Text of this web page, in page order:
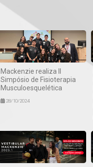
Mackenzie realiza II
Simpósio de Fisioterapia
Musculoesquelética
28/10/2024